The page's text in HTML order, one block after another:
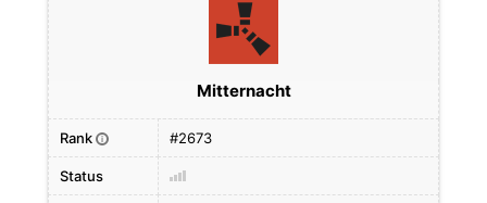
Mitternacht
Rank i #2673
Status